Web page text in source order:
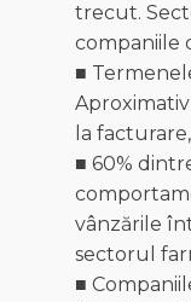
trecut.
companiile
■
la
■ 60%
vânzările
sectorul
■